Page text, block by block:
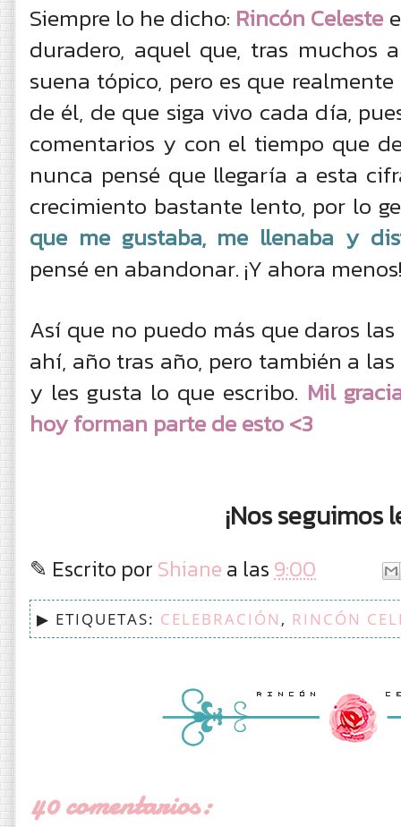
Siempre lo he dicho: Rincón Celeste
duradero, aquel que, tras muchos
suena tópico, pero es que
de él, de que siga vivo cada día,
comentarios y con el tiempo que
nunca pensé que llegaría a esta
crecimiento bastante lento, por lo
que me gustaba, me llenaba y
pensé en abandonar. ¡Y ahora
Así que no puedo más que daros las
ahí, año tras año, pero también a
y les gusta lo que escribo. Mil
hoy forman parte de esto <3
¡Nos seguimos
✎ Escrito por Shiane a las 9:00
▶ ETIQUETAS: CELEBRACIÓN , RINCÓN
40 comentarios: